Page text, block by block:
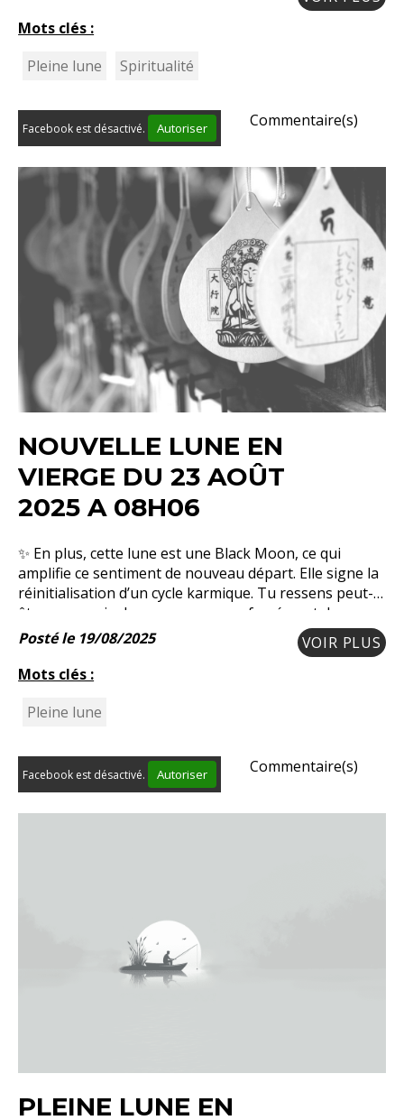
Mots clés :
Pleine lune
Spiritualité
Facebook est désactivé. Autoriser Commentaire(s)
NOUVELLE LUNE EN
VIERGE DU 23 AOÛT
2025 A 08H06
✨ En plus, cette lune est une Black Moon, ce qui
amplifie ce sentiment de nouveau départ. Elle signe la
réinitialisation d’un cycle karmique. Tu ressens peut-
être une envie de renouveau, pas forcément de
repartir de zéro (quoi que, pour certains si…),
Posté le 19/08/2025
VOIR PLUS
Mots clés :
Pleine lune
Facebook est désactivé. Autoriser Commentaire(s)
PLEINE LUNE EN